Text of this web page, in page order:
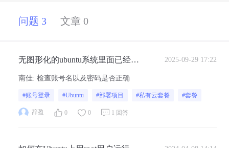
问题 3 文章 0
无图形化的ubuntu系统里面已经部
的方式绑定刚刚购买私有云套餐服
务的账号
2025-09-29 17:22
南佳: 检查账号名以及密码是否正确
#账号登录 #Ubuntu #部署项目 #私有云套餐 #套餐
辞盈 0 0 1 回答